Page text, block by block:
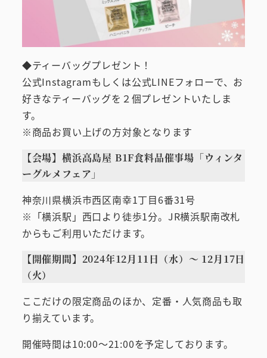
◆ティーバッグプレゼント！
公式Instagramもしくは公式LINEフォローで、お
好きなティーバッグを２個プレゼントいたしま
す。
※商品お買い上げの方対象となります
【会場】横浜高島屋 B1F食料品催事場「ウィンタ
ーグルメフェア」
神奈川県横浜市西区南幸1丁目6番31号
※「横浜駅」西口より徒歩1分。JR横浜駅南改札
からもご利用いただけます。
【開催期間】2024年12月11日（水）～ 12月17日
（火）
ここだけの限定商品のほか、定番・人気商品も取
り揃えています。
開催時間は10:00～21:00を予定しております。